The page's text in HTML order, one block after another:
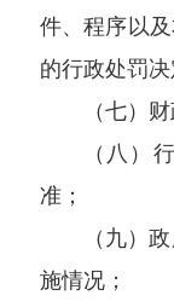
件、程序以
的行政处罚决
（七）
（八）
准；
（九）
施情况；